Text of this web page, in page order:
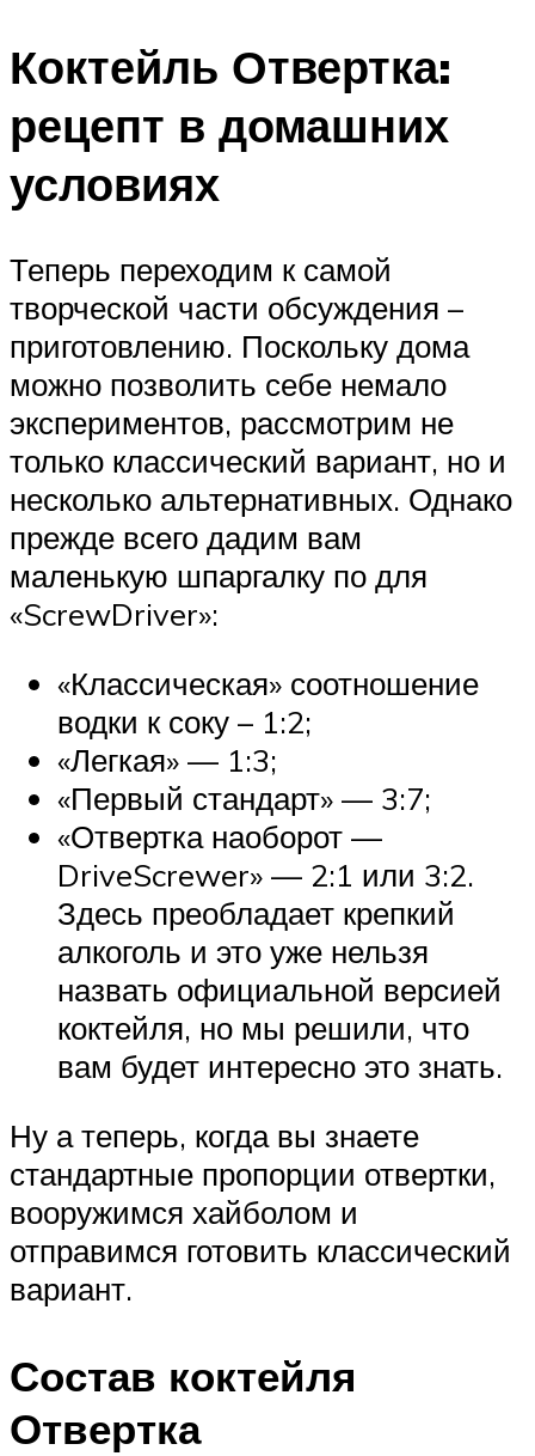
Коктейль Отвертка:
рецепт в домашних
условиях
Теперь переходим к самой
творческой части обсуждения –
приготовлению. Поскольку дома
можно позволить себе немало
экспериментов, рассмотрим не
только классический вариант, но и
несколько альтернативных. Однако
прежде всего дадим вам
маленькую шпаргалку по для
«ScrewDriver»:
«Классическая» соотношение
водки к соку – 1:2;
«Легкая» — 1:3;
«Первый стандарт» — 3:7;
«Отвертка наоборот —
DriveScrewer» — 2:1 или 3:2.
Здесь преобладает крепкий
алкоголь и это уже нельзя
назвать официальной версией
коктейля, но мы решили, что
вам будет интересно это знать.
Ну а теперь, когда вы знаете
стандартные пропорции отвертки,
вооружимся хайболом и
отправимся готовить классический
вариант.
Состав коктейля
Отвертка